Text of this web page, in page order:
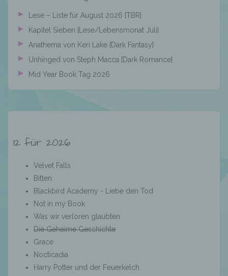
Lese – Liste für August 2026 [TBR]
Kapitel Sieben [Lese/Lebensmonat Juli]
Anathema von Keri Lake [Dark Fantasy]
Unhinged von Steph Macca [Dark Romance]
Mid Year Book Tag 2026
12 für 2026
Velvet Falls
Bitten
Blackbird Academy - Liebe den Tod
Not in my Book
Was wir verloren glaubten
Die Geheime Geschichte
Grace
Nocticadia
Harry Potter und der Feuerkelch
die Anpassung oder Veränderung, das
Auslesen, das Abfragen, die Verwendung,
Verbreitung oder eine andere Form der
Bereitstellung, den Abgleich oder die
Löschen oder die Vernichtung.
d) Einschränkung der Verarbeitung
Einschränkung der Verarbeitung ist die
personenbezogener Daten mit dem Ziel, ihre
künftige Verarbeitung einzuschränken.
e) Profiling
Profiling ist jede Art der automatisierten
Verarbeitung personenbezogener Daten, die
personenbezogenen Daten verwendet